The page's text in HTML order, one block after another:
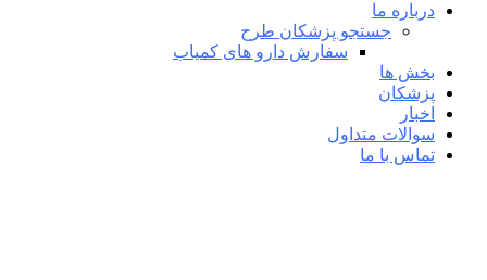
درباره ما
جستجو پزشکان طرح
سفارش دارو های کمیاب
بخش ها
پزشکان
اخبار
سوالات متداول
تماس با ما